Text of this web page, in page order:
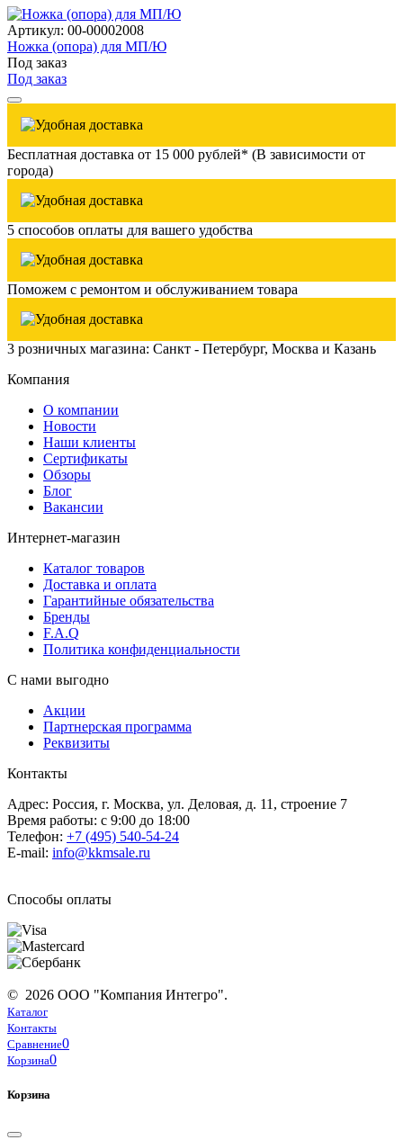
Артикул: 00-00002008
Ножка (опора) для МП/Ю
Под заказ
Под заказ
Бесплатная доставка от 15 000 рублей* (В зависимости от
города)
5 способов оплаты для вашего удобства
Поможем с ремонтом и обслуживанием товара
3 розничных магазина: Санкт - Петербург, Москва и Казань
Компания
О компании
Новости
Наши клиенты
Сертификаты
Обзоры
Блог
Вакансии
Интернет-магазин
Каталог товаров
Доставка и оплата
Гарантийные обязательства
Бренды
F.A.Q
Политика конфиденциальности
С нами выгодно
Акции
Партнерская программа
Реквизиты
Контакты
Адрес: Россия, г. Москва, ул. Деловая, д. 11, строение 7
Время работы: с 9:00 до 18:00
Телефон: +7 (495) 540-54-24
E-mail: info@kkmsale.ru
Способы оплаты
© 2026 ООО "Компания Интегро".
Каталог
Контакты
Сравнение0
Корзина0
Корзина